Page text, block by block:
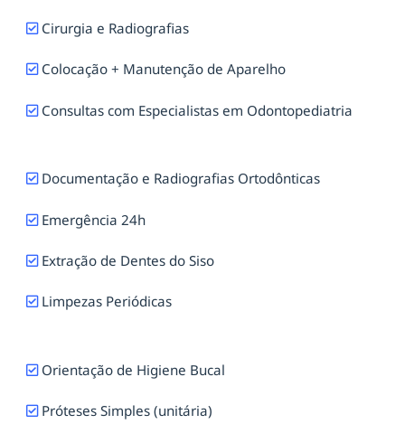
Cirurgia e Radiografias
Colocação + Manutenção de Aparelho
Consultas com Especialistas em Odontopediatria
Documentação e Radiografias Ortodônticas
Emergência 24h
Extração de Dentes do Siso
Limpezas Periódicas
Orientação de Higiene Bucal
Próteses Simples (unitária)